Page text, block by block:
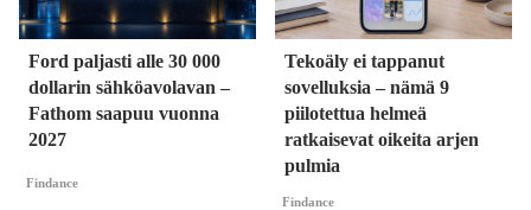
Ford paljasti alle 30 000
dollarin sähköavolavan –
Fathom saapuu vuonna
2027
Findance
Tekoäly ei tappanut
sovelluksia – nämä 9
piilotettua helmeä
ratkaisevat oikeita arjen
pulmia
Findance